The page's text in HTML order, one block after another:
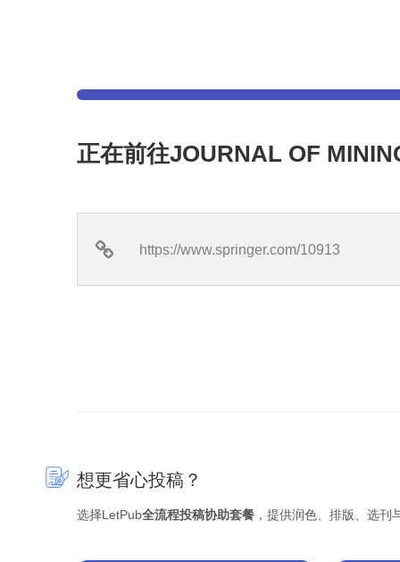
正在前往JOURNAL OF
https://www.springer.com/10913
想更省心投稿？
选择LetPub全流程投稿协助套餐 ，提供润色、排版、选